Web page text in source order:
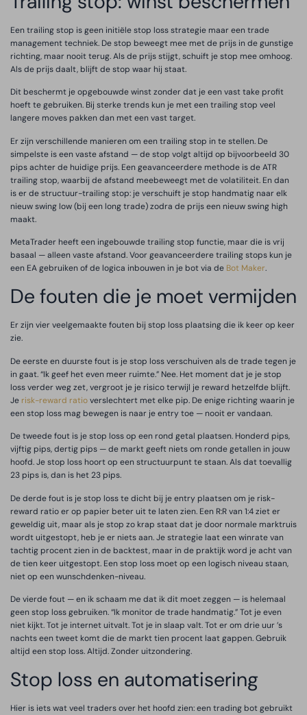
Een trailing stop is geen initiële stop loss strategie maar een trade
management techniek. De stop beweegt mee met de prijs in de gunstige
richting, maar nooit terug. Als de prijs stijgt, schuift je stop mee omhoog.
Als de prijs daalt, blijft de stop waar hij staat.
Dit beschermt je opgebouwde winst zonder dat je een vast take profit
hoeft te gebruiken. Bij sterke trends kun je met een trailing stop veel
langere moves pakken dan met een vast target.
Er zijn verschillende manieren om een trailing stop in te stellen. De
simpelste is een vaste afstand — de stop volgt altijd op bijvoorbeeld 30
pips achter de huidige prijs. Een geavanceerdere methode is de ATR
trailing stop, waarbij de afstand meebeweegt met de volatiliteit. En dan
is er de structuur-trailing stop: je verschuift je stop handmatig naar elk
nieuw swing low (bij een long trade) zodra de prijs een nieuw swing high
maakt.
MetaTrader heeft een ingebouwde trailing stop functie, maar die is vrij
basaal — alleen vaste afstand. Voor geavanceerdere trailing stops kun je
een EA gebruiken of de logica inbouwen in je bot via de Bot Maker.
De fouten die je moet vermijden
Er zijn vier veelgemaakte fouten bij stop loss plaatsing die ik keer op keer
zie.
De eerste en duurste fout is je stop loss verschuiven als de trade tegen je
in gaat. “Ik geef het even meer ruimte.” Nee. Het moment dat je je stop
loss verder weg zet, vergroot je je risico terwijl je reward hetzelfde blijft.
Je risk-reward ratioverslechtert met elke pip. De enige richting waarin je
een stop loss mag bewegen is naar je entry toe — nooit er vandaan.
De tweede fout is je stop loss op een rond getal plaatsen. Honderd pips,
vijftig pips, dertig pips — de markt geeft niets om ronde getallen in jouw
hoofd. Je stop loss hoort op een structuurpunt te staan. Als dat toevallig
23 pips is, dan is het 23 pips.
De derde fout is je stop loss te dicht bij je entry plaatsen om je risk-
reward ratio er op papier beter uit te laten zien. Een R:R van 1:4 ziet er
geweldig uit, maar als je stop zo krap staat dat je door normale marktruis
wordt uitgestopt, heb je er niets aan. Je strategie laat een winrate van
tachtig procent zien in de backtest, maar in de praktijk word je acht van
de tien keer uitgestopt. Een stop loss moet op een logisch niveau staan,
niet op een wunschdenken-niveau.
De vierde fout — en ik schaam me dat ik dit moet zeggen — is helemaal
geen stop loss gebruiken. “Ik monitor de trade handmatig.” Tot je even
niet kijkt. Tot je internet uitvalt. Tot je in slaap valt. Tot er om drie uur ’s
nachts een tweet komt die de markt tien procent laat gappen. Gebruik
altijd een stop loss. Altijd. Zonder uitzondering.
Stop loss en automatisering
Hier is iets wat veel traders over het hoofd zien: een trading bot gebruikt